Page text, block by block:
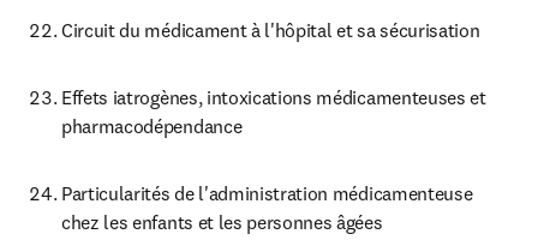
Circuit du médicament à l'hôpital et sa sécurisation
Effets iatrogènes, intoxications médicamenteuses et
pharmacodépendance
Particularités de l'administration médicamenteuse
chez les enfants et les personnes âgées